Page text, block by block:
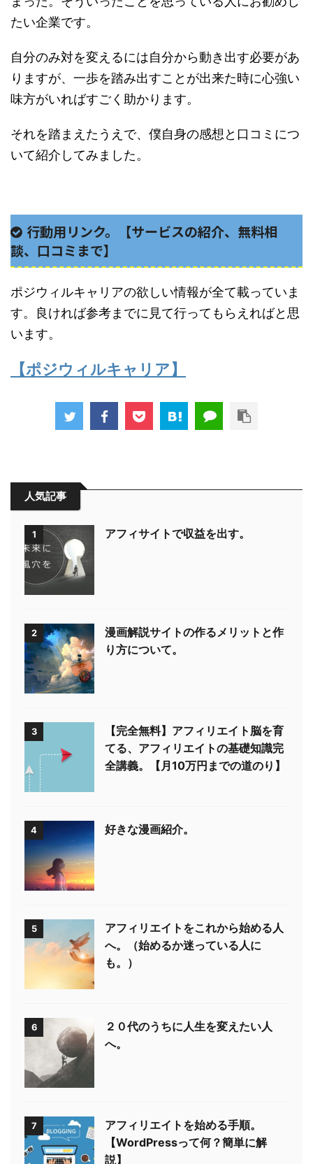
たい企業です。
自分のみ対を変えるには自分から動き出す必要があ
りますが、一歩を踏み出すことが出来た時に心強い
味方がいればすごく助かります。
それを踏まえたうえで、僕自身の感想と口コミにつ
いて紹介してみました。
行動用リンク。【サービスの紹介、無料相
談、口コミまで】
ポジウィルキャリアの欲しい情報が全て載っていま
す。良ければ参考までに見て行ってもらえればと思
います。
【ポジウィルキャリア】
人気記事
1 アフィサイトで収益を出す。
2
漫画解説サイトの作るメリットと作
り方について。
3
【完全無料】アフィリエイト脳を育
てる、アフィリエイトの基礎知識完
全講義。【月10万円までの道のり】
4 好きな漫画紹介。
5
アフィリエイトをこれから始める人
へ。（始めるか迷っている人に
も。）
6
２０代のうちに人生を変えたい人
へ。
7
アフィリエイトを始める手順。
【WordPressって何？簡単に解
説】